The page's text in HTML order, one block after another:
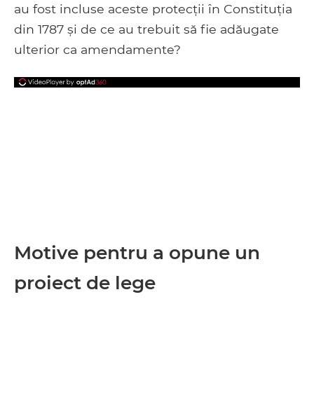
au fost incluse aceste protecții în Constituția
din 1787 și de ce au trebuit să fie adăugate
ulterior ca amendamente?
Motive pentru a opune un
proiect de lege